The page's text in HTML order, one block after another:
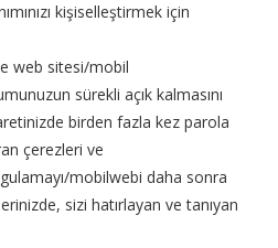
kişiselleştirmek için
web sitesi/mobil
sürekli açık kalmasını
birden fazla kez parola
çerezleri ve
mobilwebi daha sonra
sizi hatırlayan ve tanıyan